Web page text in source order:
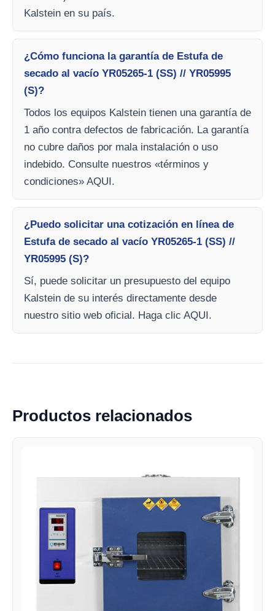
Kalstein en su país.
¿Cómo funciona la garantía de Estufa de
secado al vacío YR05265-1 (SS) // YR05995
(S)?
Todos los equipos Kalstein tienen una garantía de
1 año contra defectos de fabricación. La garantía
no cubre daños por mala instalación o uso
indebido. Consulte nuestros «términos y
condiciones» AQUI.
¿Puedo solicitar una cotización en línea de
Estufa de secado al vacío YR05265-1 (SS) //
YR05995 (S)?
Sí, puede solicitar un presupuesto del equipo
Kalstein de su interés directamente desde
nuestro sitio web oficial. Haga clic AQUI.
Productos relacionados